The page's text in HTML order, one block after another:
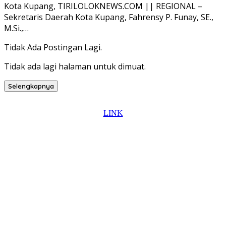
Kota Kupang, TIRILOLOKNEWS.COM || REGIONAL –
Sekretaris Daerah Kota Kupang, Fahrensy P. Funay, SE.,
M.Si.,…
Tidak Ada Postingan Lagi.
Tidak ada lagi halaman untuk dimuat.
Selengkapnya